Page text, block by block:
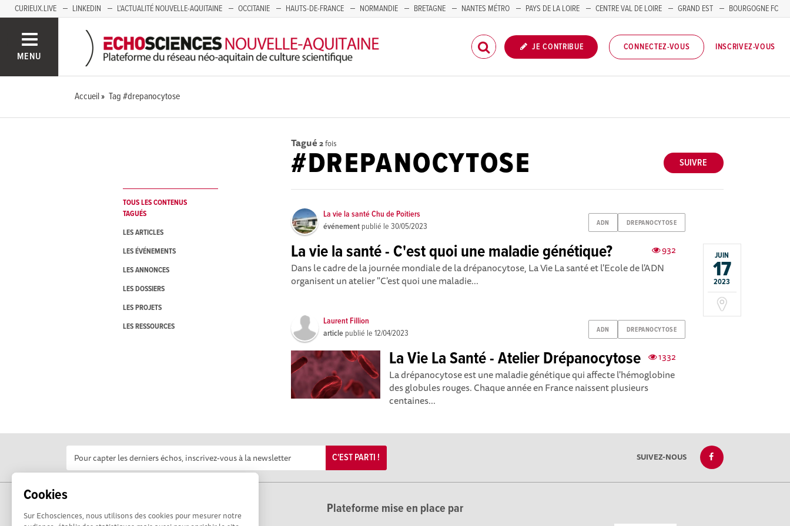
Cookies
Sur Echosciences, nous utilisons des cookies pour mesurer notre
CURIEUX.LIVE LINKEDIN L'ACTUALITÉ NOUVELLE-AQUITAINE OCCITANIE HAUTS-DE-FRANCE NORMANDIE BRETAGNE NANTES MÉTRO PAYS DE LA LOIRE CENTRE VAL DE LOIRE GRAND EST
BOURGOGNE FC
MENU
JE CONTRIBUE CONNECTEZ-VOUS INSCRIVEZ-VOUS
Accueil Tag #drepanocytose
TOUS LES CONTENUS
TAGUÉS
LES ARTICLES
LES ÉVÉNEMENTS
LES ANNONCES
LES DOSSIERS
LES PROJETS
LES RESSOURCES
Tagué 2fois
SUIVRE
#DREPANOCYTOSE
ADN DREPANOCYTOSE
La vie la santé Chu de Poitiers
événement publié le30/05/2023
JUIN
17
2023
932
La vie la santé - C'est quoi une maladie génétique?
Dans le cadre de la journée mondiale de la drépanocytose, La Vie La santé et l'Ecole de l'ADN
organisent un atelier "C'est quoi une maladie...
ADN DREPANOCYTOSE
Laurent Fillion
article publié le12/04/2023
1332
La Vie La Santé - Atelier Drépanocytose
La drépanocytose est une maladie génétique qui affecte l'hémoglobine
des globules rouges. Chaque année en France naissent plusieurs
centaines...
C'EST PARTI ! SUIVEZ-NOUS
Plateforme mise en place par